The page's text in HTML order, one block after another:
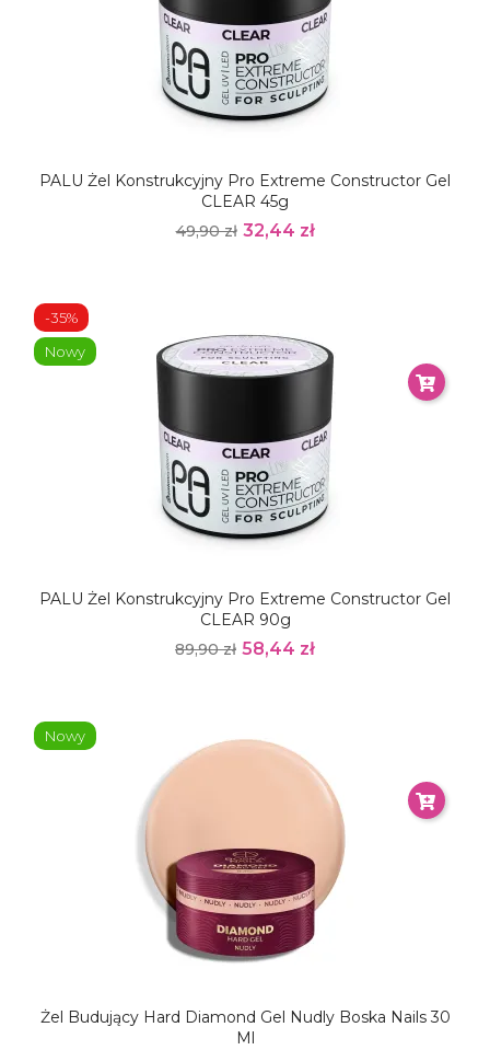
PALU Żel Konstrukcyjny Pro Extreme Constructor Gel
CLEAR 45g
49,90 zł 32,44 zł
PALU Żel Konstrukcyjny Pro Extreme Constructor Gel
CLEAR 90g
89,90 zł 58,44 zł
-35%
Nowy
Żel Budujący Hard Diamond Gel Nudly Boska Nails 30
Ml
Nowy